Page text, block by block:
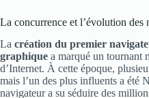
La concurrence et l’évolution des
La création du premier
graphique a marqué un tournant
d’Internet. À cette époque,
mais l’un des plus influents a été
navigateur a su séduire des